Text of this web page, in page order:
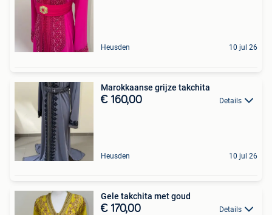
Heusden 10 jul 26
Marokkaanse grijze takchita
€ 160,00 Details
Heusden 10 jul 26
Gele takchita met goud
€ 170,00 Details